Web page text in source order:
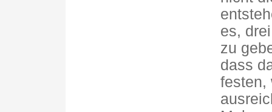
es,
zu
dass
festen,